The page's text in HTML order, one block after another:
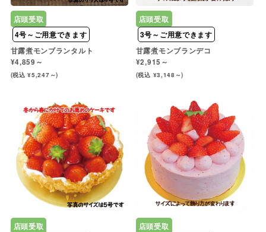
店頭受取
4号～ご用意できます
甘露煮モンブランタルト
¥4,859～
(税込 ¥5,247～)
店頭受取
3号～ご用意できます
甘露煮モンブランデコ
¥2,915～
(税込 ¥3,148～)
店頭受取
店頭受取